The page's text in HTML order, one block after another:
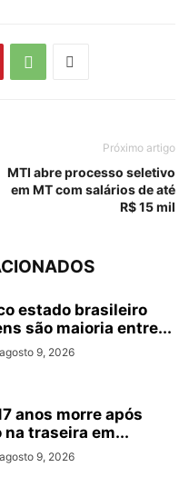
Próximo artigo
MTI abre processo seletivo
em MT com salários de até
R$ 15 mil
estado brasileiro
são maioria entre...
agosto 9, 2026
anos morre após
na traseira em...
agosto 9, 2026